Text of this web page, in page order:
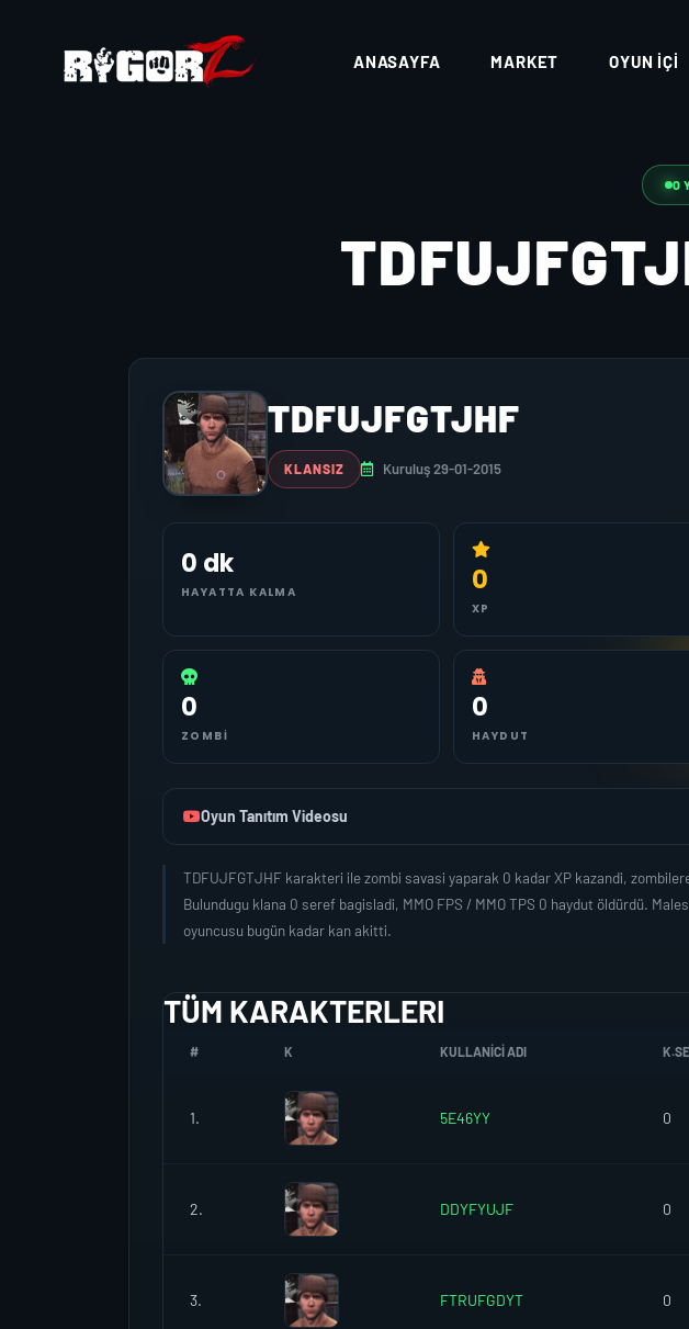
ANASAYFA MARKET OYUN İÇI
TDFUJFGTJHF
KLANSIZ Kuruluş 29-01-2015
0 dk
HAYATTA KALMA 0
XP
0
ZOMBI
0
HAYDUT
Oyun Tanıtım Videosu
TDFUJFGTJHF karakteri ile zombi savasi yaparak 0 kadar XP kazandi,
Bulundugu klana 0 seref bagisladi, MMO FPS / MMO TPS 0 haydut öldürdü.
oyuncusu bugün kadar kan akitti.
TÜM KARAKTERLERI
# K KULLANICI ADI
1. 5E46YY 0
2. DDYFYUJF 0
3. FTRUFGDYT 0